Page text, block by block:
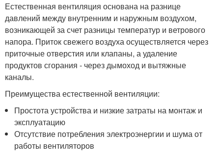
Естественная вентиляция основана на разнице
давлений между внутренним и наружным воздухом,
возникающей за счет разницы температур и ветрового
напора. Приток свежего воздуха осуществляется через
приточные отверстия или клапаны, а удаление
продуктов сгорания - через дымоход и вытяжные
каналы.
Преимущества естественной вентиляции:
Простота устройства и низкие затраты на монтаж и
эксплуатацию
Отсутствие потребления электроэнергии и шума от
работы вентиляторов